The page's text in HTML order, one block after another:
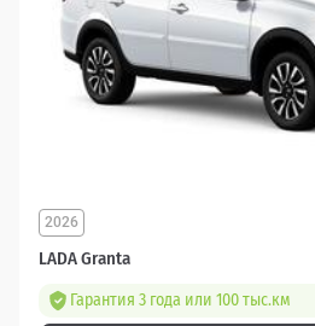
LADA Granta
2026
Гарантия 3 года или 100 тыс.км